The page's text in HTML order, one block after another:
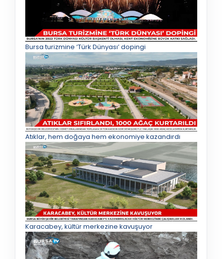
Bursa turizmine ‘Türk Dünyası’ dopingi
Atıklar, hem doğaya hem ekonomiye kazandırdı
Karacabey, kültür merkezine kavuşuyor